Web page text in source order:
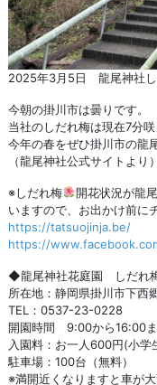
2025年3月5日 龍尾神社し
今朝の掛川市は曇りです。
当社のしだれ梅は現在7分
今年の春をぜひ掛川市の龍
（龍尾神社公式サイトより）
※しだれ梅
開花状況が龍
いますので、お出かけ前に
https://tatsuojinja.be/
https://
◆龍尾神社花庭園 しだれ
所在地：静岡県掛川市下西
TEL：0537-23-0228
開園時間 9:00から16:00
入園料：お一人600円(小学
駐車場：100台（無料）
※満開近くなりますと車が